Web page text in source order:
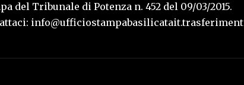
del Tribunale di Potenza n. 452 del 09/03/2015.